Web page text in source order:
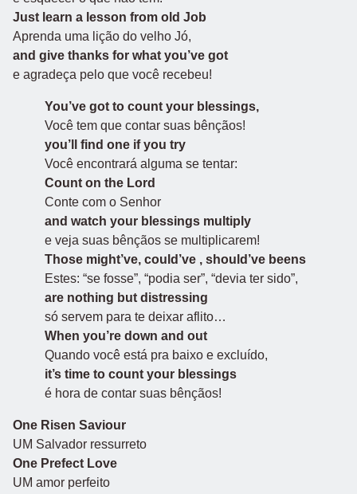
Just learn a lesson from old Job
Aprenda uma lição do velho Jó,
and give thanks for what you’ve got
e agradeça pelo que você recebeu!
You’ve got to count your blessings,
Você tem que contar suas bênçãos!
you’ll find one if you try
Você encontrará alguma se tentar:
Count on the Lord
Conte com o Senhor
and watch your blessings multiply
e veja suas bênçãos se multiplicarem!
Those might’ve, could’ve , should’ve beens
Estes: “se fosse”, “podia ser”, “devia ter sido”,
are nothing but distressing
só servem para te deixar aflito…
When you’re down and out
Quando você está pra baixo e excluído,
it’s time to count your blessings
é hora de contar suas bênçãos!
One Risen Saviour
UM Salvador ressurreto
One Prefect Love
UM amor perfeito